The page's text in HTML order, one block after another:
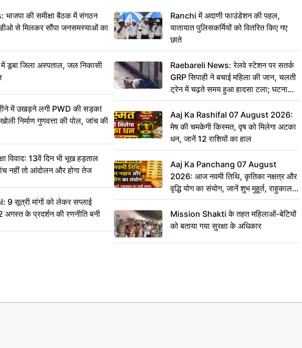
की समीक्षा बैठक में संगठन
से मिलकर सौंपा जनसमस्याओं का
डूबा जिला अस्पताल, जल निकासी
में उखड़ने लगी PWD की सड़क!
निर्माण गुणवत्ता की पोल, जांच की
विवाद: 13वें दिन भी भूख हड़ताल
नहीं तो आंदोलन और होगा तेज
सूत्री मांगों को लेकर सप्लाई
अगस्त के प्रदर्शन की रणनीति बनी
Ranchi में अदाणी फाउंडेशन की पहल,
यातायात पुलिसकर्मियों को वितरित किए गए
छाते
Raebareli News: रेलवे स्टेशन पर सतर्क
GRP सिपाही ने बचाई महिला की जान, चलती
ट्रेन में चढ़ते समय हुआ हादसा टला; घटना
CCTV में कैद
Aaj Ka Rashifal 07 August 2026:
मेष की चमकेगी किस्मत, वृष को मिलेगा अटका
धन, जानें 12 राशियों का हाल
Aaj Ka Panchang 07 August
2026: आज नवमी तिथि, कृतिका नक्षत्र और
वृद्धि योग का संयोग, जानें शुभ मुहूर्त, राहुकाल
का सही समय
Mission Shakti के तहत महिलाओं-बेटियों
को बताया गया सुरक्षा के अधिकार